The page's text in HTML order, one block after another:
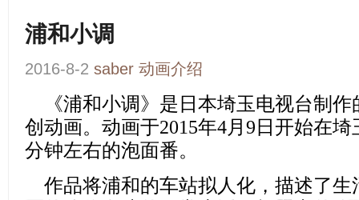
浦和小调
2016-8-2 saber 动画介绍
《浦和小调》 是日本埼玉电视台制
创动画。动画于2015年4月9日开始在
分钟左右的泡面番。
作品将浦和的车站拟人化，描述了生